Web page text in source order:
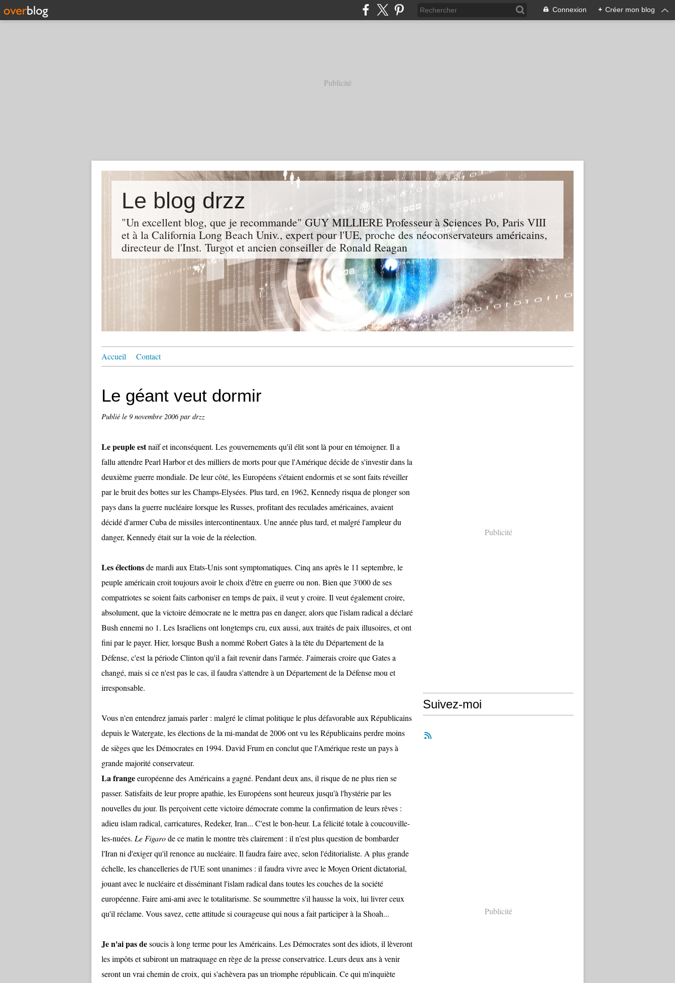
Connexion + Créer mon blog
Publicité
Le blog drzz
"Un excellent blog, que je recommande" GUY MILLIERE Professeur à Sciences Po, Paris VIII
et à la California Long Beach Univ., expert pour l'UE, proche des néoconservateurs américains,
directeur de l'Inst. Turgot et ancien conseiller de Ronald Reagan
Accueil Contact
Le géant veut dormir
Publié le 9 novembre 2006par drzz
Le peuple estnaïf et inconséquent. Les gouvernements qu'il élit sont là pour en témoigner. Il a
fallu attendre Pearl Harbor et des milliers de morts pour que l'Amérique décide de s'investir dans la
deuxième guerre mondiale. De leur côté, les Européens s'étaient endormis et se sont faits réveiller
par le bruit des bottes sur les Champs-Elysées. Plus tard, en 1962, Kennedy risqua de plonger son
pays dans la guerre nucléaire lorsque les Russes, profitant des reculades américaines, avaient
décidé d'armer Cuba de missiles intercontinentaux. Une année plus tard, et malgré l'ampleur du
danger, Kennedy était sur la voie de la réelection.
Les électionsde mardi aux Etats-Unis sont symptomatiques. Cinq ans après le 11 septembre, le
peuple américain croit toujours avoir le choix d'être en guerre ou non. Bien que 3'000 de ses
compatriotes se soient faits carboniser en temps de paix, il veut y croire. Il veut également croire,
absolument, que la victoire démocrate ne le mettra pas en danger, alors que l'islam radical a déclaré
Bush ennemi no 1. Les Israéliens ont longtemps cru, eux aussi, aux traités de paix illusoires, et ont
fini par le payer. Hier, lorsque Bush a nommé Robert Gates à la tête du Département de la
Défense, c'est la période Clinton qu'il a fait revenir dans l'armée. J'aimerais croire que Gates a
changé, mais si ce n'est pas le cas, il faudra s'attendre à un Département de la Défense mou et
irresponsable.
Vous n'en entendrez jamais parler : malgré le climat politique le plus défavorable aux Républicains
depuis le Watergate, les élections de la mi-mandat de 2006 ont vu les Républicains perdre moins
de sièges que les Démocrates en 1994. David Frum en conclut que l'Amérique reste un pays à
grande majorité conservateur.
La frangeeuropéenne des Américains a gagné. Pendant deux ans, il risque de ne plus rien se
passer. Satisfaits de leur propre apathie, les Européens sont heureux jusqu'à l'hystérie par les
nouvelles du jour. Ils perçoivent cette victoire démocrate comme la confirmation de leurs rêves :
adieu islam radical, carricatures, Redeker, Iran... C'est le bon-heur. La félicité totale à coucouville-
les-nuées. Le Figarode ce matin le montre très clairement : il n'est plus question de bombarder
l'Iran ni d'exiger qu'il renonce au nucléaire. Il faudra faire avec, selon l'éditorialiste. A plus grande
échelle, les chancelleries de l'UE sont unanimes : il faudra vivre avec le Moyen Orient dictatorial,
jouant avec le nucléaire et disséminant l'islam radical dans toutes les couches de la société
européenne. Faire ami-ami avec le totalitarisme. Se soummettre s'il hausse la voix, lui livrer ceux
qu'il réclame. Vous savez, cette attitude si courageuse qui nous a fait participer à la Shoah...
Je n'ai pas desoucis à long terme pour les Américains. Les Démocrates sont des idiots, il lèveront
les impôts et subiront un matraquage en rège de la presse conservatrice. Leurs deux ans à venir
seront un vrai chemin de croix, qui s'achèvera pas un triomphe républicain. Ce qui m'inquiète
Publicité
Suivez-moi
Publicité